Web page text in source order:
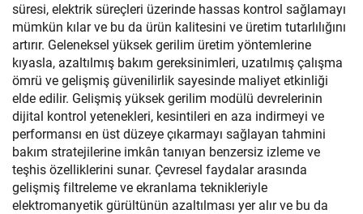
süresi, elektrik süreçleri üzerinde hassas kontrol sağlamayı
mümkün kılar ve bu da ürün kalitesini ve üretim tutarlılığını
artırır. Geleneksel yüksek gerilim üretim yöntemlerine
kıyasla, azaltılmış bakım gereksinimleri, uzatılmış çalışma
ömrü ve gelişmiş güvenilirlik sayesinde maliyet etkinliği
elde edilir. Gelişmiş yüksek gerilim modülü devrelerinin
dijital kontrol yetenekleri, kesintileri en aza indirmeyi ve
performansı en üst düzeye çıkarmayı sağlayan tahmini
bakım stratejilerine imkân tanıyan benzersiz izleme ve
teşhis özelliklerini sunar. Çevresel faydalar arasında
gelişmiş filtreleme ve ekranlama teknikleriyle
elektromanyetik gürültünün azaltılması yer alır ve bu da